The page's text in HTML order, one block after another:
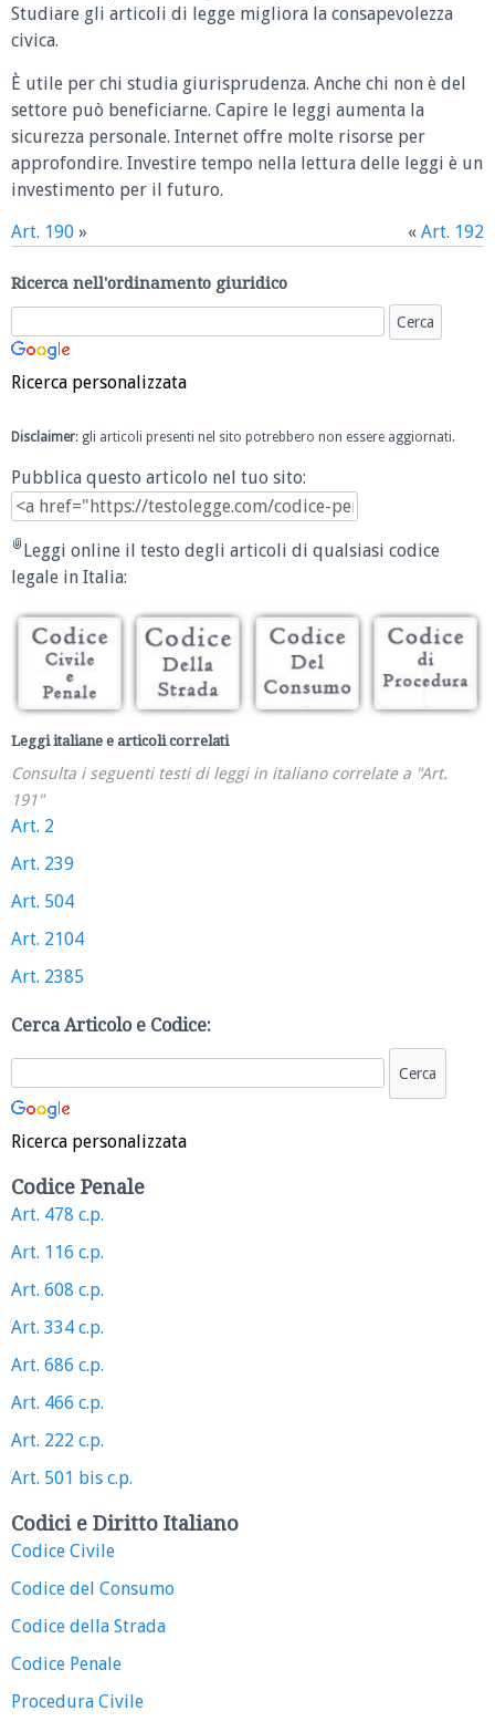
Studiare gli articoli di legge migliora la consapevolezza
civica.
È utile per chi studia giurisprudenza. Anche chi non è del
settore può beneficiarne. Capire le leggi aumenta la
sicurezza personale. Internet offre molte risorse per
approfondire. Investire tempo nella lettura delle leggi è un
investimento per il futuro.
Art. 190 » « Art. 192
Ricerca nell'ordinamento giuridico
Ricerca personalizzata
Disclaimer: gli articoli presenti nel sito potrebbero non essere aggiornati.
Pubblica questo articolo nel tuo sito:
Leggi online il testo degli articoli di qualsiasi codice
legale in Italia:
Leggi italiane e articoli correlati
Consulta i seguenti testi di leggi in italiano correlate a "Art.
191"
Art. 2
Art. 239
Art. 504
Art. 2104
Art. 2385
Cerca Articolo e Codice:
Ricerca personalizzata
Codice Penale
Art. 478 c.p.
Art. 116 c.p.
Art. 608 c.p.
Art. 334 c.p.
Art. 686 c.p.
Art. 466 c.p.
Art. 222 c.p.
Art. 501 bis c.p.
Codici e Diritto Italiano
Codice Civile
Codice del Consumo
Codice della Strada
Codice Penale
Procedura Civile